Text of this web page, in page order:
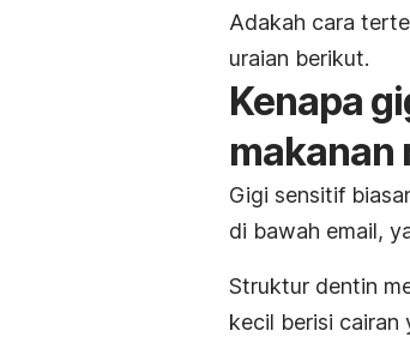
Adakah cara
uraian berikut.
Kenapa
makanan
Gigi sensitif
di bawah email,
Struktur dentin
kecil berisi cairan